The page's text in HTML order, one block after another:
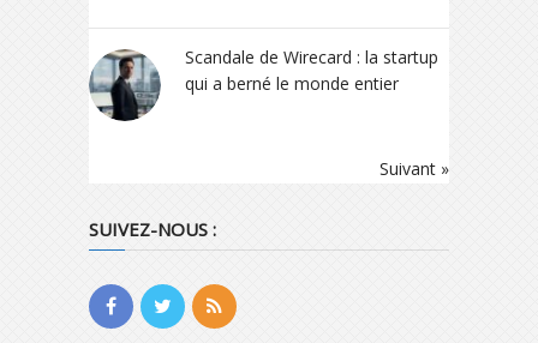
Scandale de Wirecard : la startup
qui a berné le monde entier
Suivant »
SUIVEZ-NOUS :